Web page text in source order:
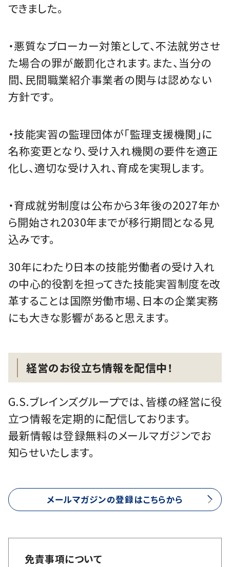
できました。
・悪質なブローカー対策として、不法就労させ
た場合の罪が厳罰化されます。また、当分の
間、民間職業紹介事業者の関与は認めない
方針です。
・技能実習の監理団体が「監理支援機関」に
名称変更となり、受け入れ機関の要件を適正
化し、適切な受け入れ、育成を実現します。
・育成就労制度は公布から3年後の2027年か
ら開始され2030年までが移行期間となる見
込みです。
30年にわたり日本の技能労働者の受け入れ
の中心的役割を担ってきた技能実習制度を改
革することは国際労働市場、日本の企業実務
にも大きな影響があると思えます。
経営のお役立ち情報を配信中！
G.S.ブレインズグループでは、皆様の経営に役
立つ情報を定期的に配信しております。
最新情報は登録無料のメールマガジンでお
知らせいたします。
メールマガジンの登録はこちらから
免責事項について